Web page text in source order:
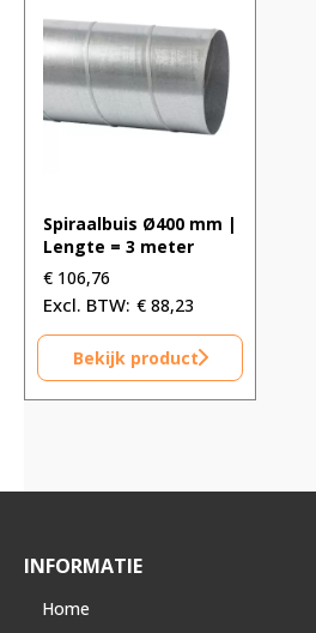
Spiraalbuis Ø400 mm |
Lengte = 3 meter
€ 106,76
€ 88,23
Bekijk product
INFORMATIE
Home